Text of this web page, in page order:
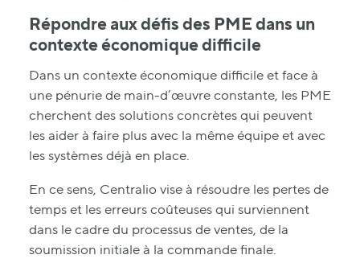
Répondre aux défis des PME dans un
contexte économique difficile
Dans un contexte économique difficile et face à
une pénurie de main-d’œuvre constante, les PME
cherchent des solutions concrètes qui peuvent
les aider à faire plus avec la même équipe et avec
les systèmes déjà en place.
En ce sens, Centralio vise à résoudre les pertes de
temps et les erreurs coûteuses qui surviennent
dans le cadre du processus de ventes, de la
soumission initiale à la commande finale.